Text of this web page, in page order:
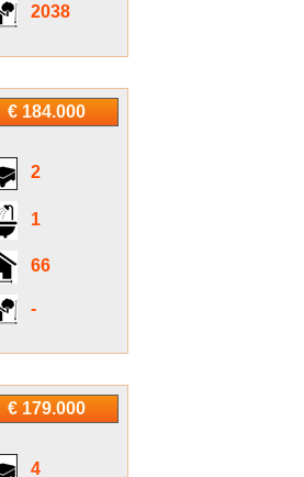
2038
€ 184.000
2
1
66
-
€ 179.000
4